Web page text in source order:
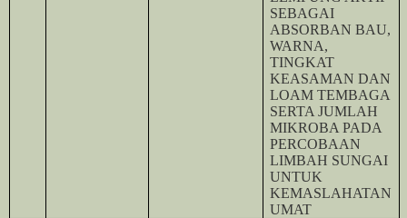
SEBAGAI
ABSORBAN BAU,
WARNA,
TINGKAT
KEASAMAN DAN
LOAM TEMBAGA
SERTA JUMLAH
MIKROBA PADA
PERCOBAAN
LIMBAH SUNGAI
UNTUK
KEMASLAHATAN
UMAT